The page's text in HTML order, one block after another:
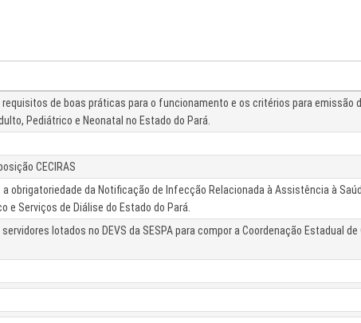
de boas práticas para o funcionamento e os critérios para emissão
Pediátrico e Neonatal no Estado do Pará.
CECIRAS
obrigatoriedade da Notificação de Infecção Relacionada à Assistência à
e Serviços de Diálise do Estado do Pará.
lotados no DEVS da SESPA para compor a Coordenação Estadual